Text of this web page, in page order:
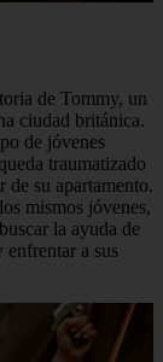
de Tommy, un
ciudad británica.
de jóvenes
traumatizado
de su apartamento.
mismos jóvenes,
la ayuda de
enfrentar a sus